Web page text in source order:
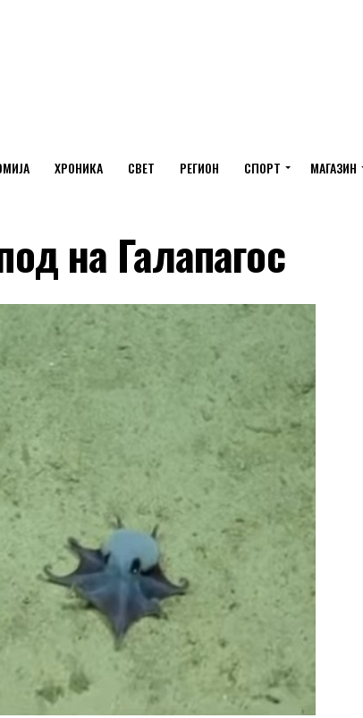
ХРОНИКА СВЕТ РЕГИОН СПОРТ МАГАЗИН
на Галапагос